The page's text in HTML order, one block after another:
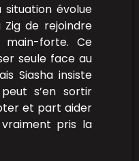
situation évolue
de rejoindre
forte. Ce
seule face au
Siasha insiste
s’en sortir
et part aider
pris la